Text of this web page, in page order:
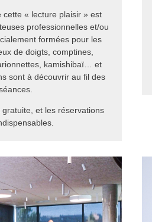
cette « lecture plaisir » est
professionnelles et/ou
formées pour les
de doigts, comptines,
kamishibaï… et
sont à découvrir au fil des
et les réservations